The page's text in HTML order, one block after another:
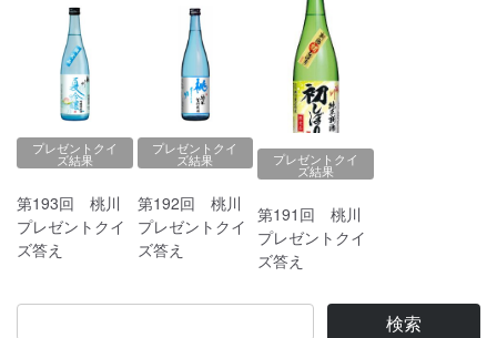
プレゼントクイ
ズ結果
第193回 桃川
プレゼントクイ
ズ答え
プレゼントクイ
ズ結果
第192回 桃川
プレゼントクイ
ズ答え
プレゼントクイ
ズ結果
第191回 桃川
プレゼントクイ
ズ答え